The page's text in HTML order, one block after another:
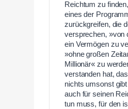
Reichtum zu
eines der
zurückgreifen, die
versprechen, »von
ein Vermögen zu
»ohne großen
Millionär« zu
verstanden hat,
nichts umsonst
auch für seinen
tun muss, für den